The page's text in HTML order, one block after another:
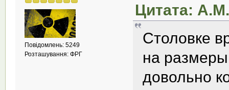
Повідомлень: 5249
Розташування: ФРГ
Цитата:
Столовке
на
довольно